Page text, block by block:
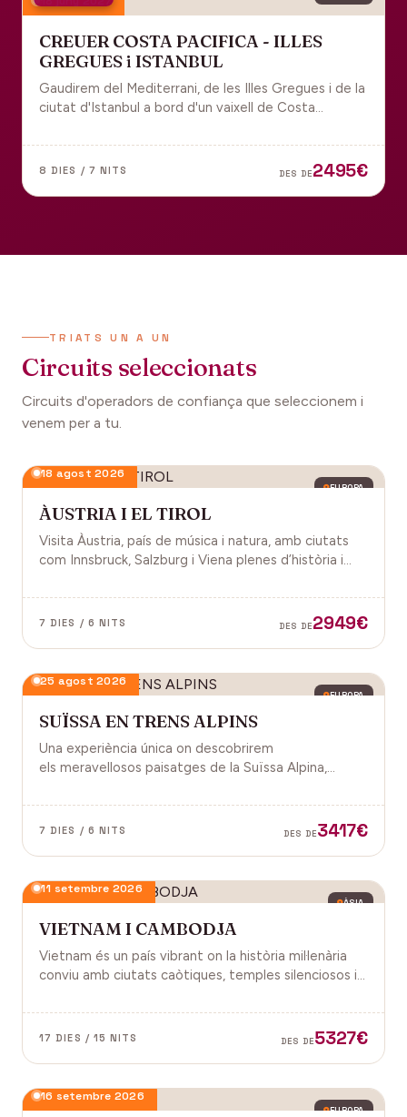
CREUER COSTA PACIFICA - ILLES
GREGUES i ISTANBUL
Gaudirem del Mediterrani, de les Illes Gregues i de la
ciutat d'Istanbul a bord d'un vaixell de Costa
8 DIES / 7 NITS DES DE2495€
TRIATS UN A UN
Circuits seleccionats
Circuits d'operadors de confiança que seleccionem i
venem per a tu.
EUROPA
18 agost 2026
ÀUSTRIA I EL TIROL
Visita Àustria, país de música i natura, amb ciutats
com Innsbruck, Salzburg i Viena plenes d’història i
7 DIES / 6 NITS DES DE2949€
EUROPA
25 agost 2026
SUÏSSA EN TRENS ALPINS
Una experiència única on descobrirem
els meravellosos paisatges de la Suïssa Alpina,
gastronomia i molt més!
7 DIES / 6 NITS DES DE3417€
ÀSIA
11 setembre 2026
VIETNAM I CAMBODJA
Vietnam és un país vibrant on la història mil·lenària
conviu amb ciutats caòtiques, temples silenciosos i
badies. Cambodja és un murmuri de selva i pedra
antiga, on els temples d'Angkor emergeixen entre
17 DIES / 15 NITS DES DE5327€
EUROPA
16 setembre 2026